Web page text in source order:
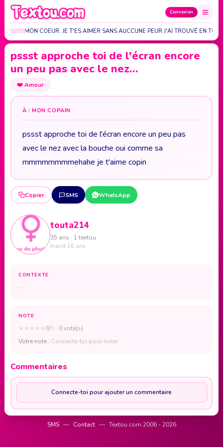
Connexion
T'A EU MON COEUR. JE T'ES AIMER SANS AUCCUNE PEUR J'AI TROUVÉ EN TOI…
pssst approche toi de l'écran encore
un peu pas avec le nez…
❤️Amour
À : MON COPAIN
pssst approche toi de l'écran encore un peu pas
avec le nez avec la bouche oui comme sa
mmmmmmmmehahe je t'aime copin
Copier SMS WhatsApp
touta214
35 ans · 1 textou
Inscrit 16 ans
CONTEXTE
—
NOTE
★ ★ ★ ★ ★0/5 · 0 vote(s)
Votre note : Connecte-toi pour noter
Commentaires
Connecte-toi pour ajouter un commentaire
SMS — Contact — Textou.com 2006 - 2026